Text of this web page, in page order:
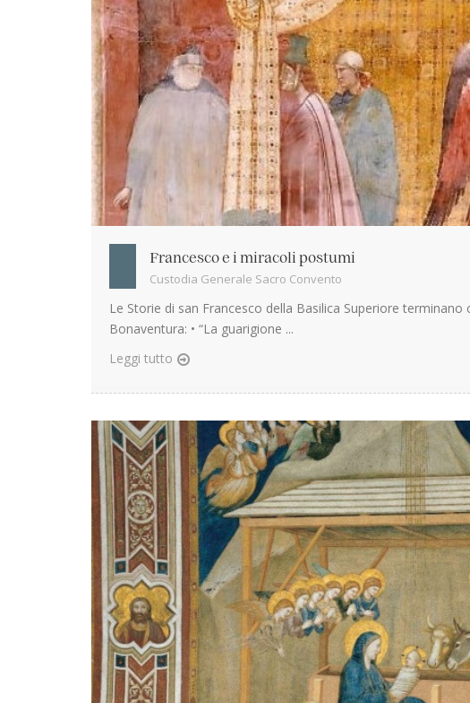
Francesco e i miracoli postumi
Custodia Generale Sacro Convento
Le Storie di san Francesco della Basilica Superiore
Bonaventura: • “La guarigione ...
Leggi tutto